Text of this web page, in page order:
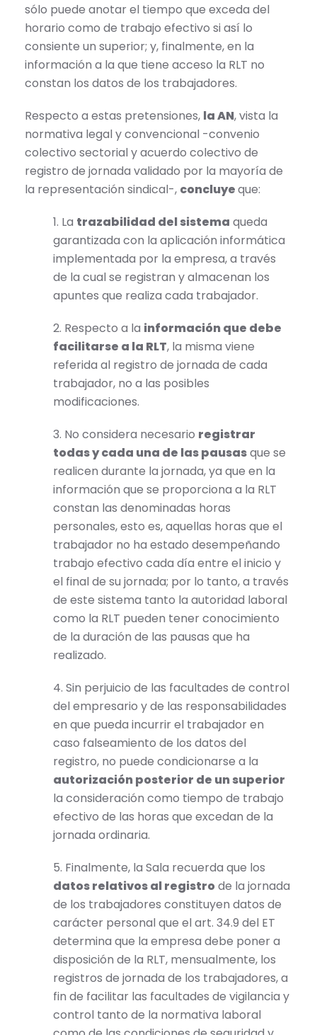
sólo puede anotar el tiempo que exceda del
horario como de trabajo efectivo si así lo
consiente un superior; y, finalmente, en la
información a la que tiene acceso la RLT no
constan los datos de los trabajadores.
Respecto a estas pretensiones, la AN, vista la
normativa legal y convencional -convenio
colectivo sectorial y acuerdo colectivo de
registro de jornada validado por la mayoría de
la representación sindical-, concluyeque:
1. La trazabilidad del sistema queda
garantizada con la aplicación informática
implementada por la empresa, a través
de la cual se registran y almacenan los
apuntes que realiza cada trabajador.
2. Respecto a la información que debe
facilitarse a la RLT, la misma viene
referida al registro de jornada de cada
trabajador, no a las posibles
modificaciones.
3. No considera necesario registrar
todas y cada una de las pausasque se
realicen durante la jornada, ya que en la
información que se proporciona a la RLT
constan las denominadas horas
personales, esto es, aquellas horas que el
trabajador no ha estado desempeñando
trabajo efectivo cada día entre el inicio y
el final de su jornada; por lo tanto, a través
de este sistema tanto la autoridad laboral
como la RLT pueden tener conocimiento
de la duración de las pausas que ha
realizado.
4. Sin perjuicio de las facultades de control
del empresario y de las responsabilidades
en que pueda incurrir el trabajador en
caso falseamiento de los datos del
registro, no puede condicionarse a la
autorización posterior de un superior
la consideración como tiempo de trabajo
efectivo de las horas que excedan de la
jornada ordinaria.
5. Finalmente, la Sala recuerda que los
datos relativos al registro de la jornada
de los trabajadores constituyen datos de
carácter personal que el art. 34.9 del ET
determina que la empresa debe poner a
disposición de la RLT, mensualmente, los
registros de jornada de los trabajadores, a
fin de facilitar las facultades de vigilancia y
control tanto de la normativa laboral